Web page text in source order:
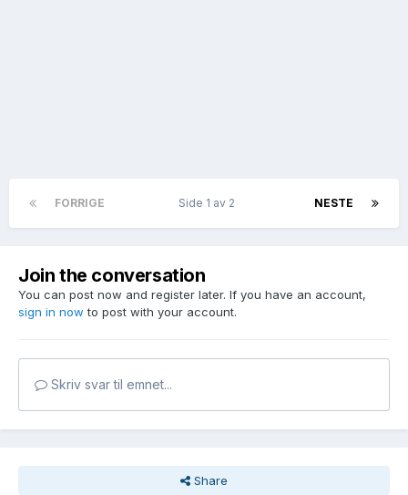
FORRIGE NESTE
Side 1 av 2
Join the conversation
You can post now and register later. If you have an account,
sign in now to post with your account.
Skriv svar til emnet...
Share